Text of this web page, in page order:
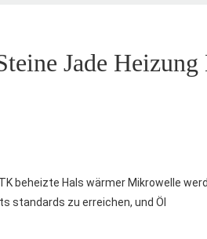
Jade Heizung
beheizte Hals wärmer Mikrowelle
standards zu erreichen, und Öl